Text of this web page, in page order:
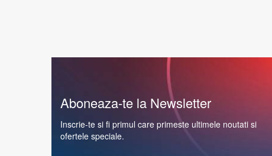
Aboneaza-te la Newsletter
Inscrie-te si fi primul care primeste ultimele noutati si
ofertele speciale.